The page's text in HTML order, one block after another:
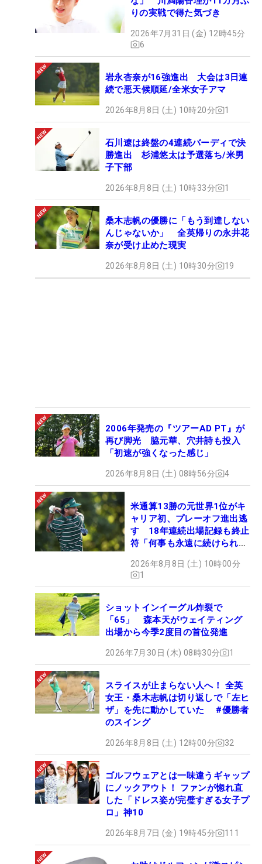
りの実戦で得た気づき
2026年7月31日 (金) 12時45分
6
岩永杏奈が16強進出 大会は3日連
続で悪天候順延/全米女子アマ
2026年8月8日 (土) 10時20分 1
石川遼は終盤の4連続バーディで決
勝進出 杉浦悠太は予選落ち/米男
子下部
2026年8月8日 (土) 10時33分 1
桑木志帆の優勝に「もう到達しない
んじゃないか」 全英帰りの永井花
奈が受け止めた現実
2026年8月8日 (土) 10時30分 19
2006年発売の『ツアーAD PT』が
再び脚光 脇元華、穴井詩も投入
「初速が強くなった感じ」
2026年8月8日 (土) 08時56分 4
米通算13勝の元世界1位がキ
ャリア初、プレーオフ進出逃
す 18年連続出場記録も終止
符「何事も永遠に続けられな
2026年8月8日 (土) 10時00分
1
ショットインイーグル炸裂で
「65」 森本天がウェイティング
出場から今季2度目の首位発進
2026年7月30日 (木) 08時30分 1
スライスが止まらない人へ！ 全英
女王・桑木志帆は切り返しで「左ヒ
ザ」を先に動かしていた #優勝者
のスイング
2026年8月8日 (土) 12時00分 32
ゴルフウェアとは一味違うギャップ
にノックアウト！ ファンが惚れ直
した「ドレス姿が完璧すぎる女子プ
ロ」神10
2026年8月7日 (金) 19時45分 111